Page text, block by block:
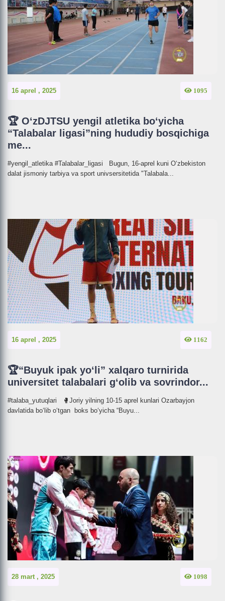
16 aprel , 2025 1095
🏆 O‘zDJTSU yengil atletika bo‘yicha
“Talabalar ligasi”ning hududiy bosqichiga
me...
#yengil_atletika #Talabalar_ligasi Bugun, 16-aprel kuni O‘zbekiston
dalat jismoniy tarbiya va sport univsersitetida "Talabala...
16 aprel , 2025 1162
🏆“Buyuk ipak yo‘li” xalqaro turnirida
universitet talabalari g‘olib va sovrindor...
#talaba_yutuqlari 🥊Joriy yilning 10-15 aprel kunlari Ozarbayjon
davlatida bo‘lib o‘tgan boks bo‘yicha “Buyu...
28 mart , 2025 1098